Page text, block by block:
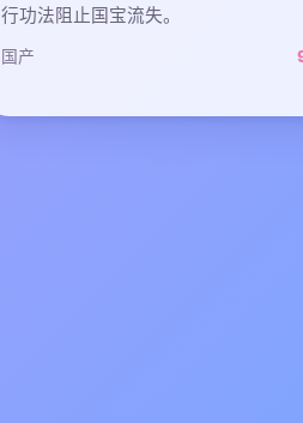
行功法阻止国宝流失。
国产